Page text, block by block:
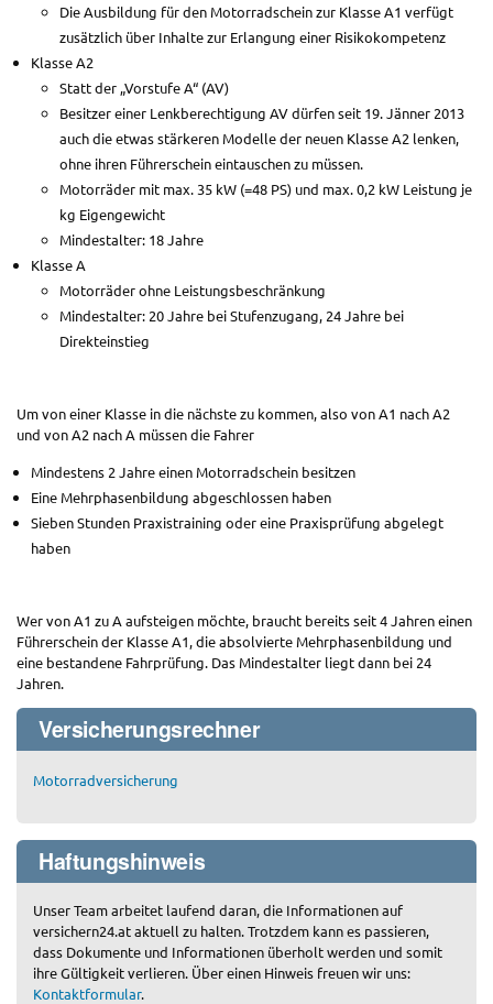
Die Ausbildung für den Motorradschein zur Klasse A1 verfügt
zusätzlich über Inhalte zur Erlangung einer Risikokompetenz
Klasse A2
Statt der „Vorstufe A“ (AV)
Besitzer einer Lenkberechtigung AV dürfen seit 19. Jänner 2013
auch die etwas stärkeren Modelle der neuen Klasse A2 lenken,
ohne ihren Führerschein eintauschen zu müssen.
Motorräder mit max. 35 kW (=48 PS) und max. 0,2 kW Leistung je
kg Eigengewicht
Mindestalter: 18 Jahre
Klasse A
Motorräder ohne Leistungsbeschränkung
Mindestalter: 20 Jahre bei Stufenzugang, 24 Jahre bei
Direkteinstieg
Um von einer Klasse in die nächste zu kommen, also von A1 nach A2
und von A2 nach A müssen die Fahrer
Mindestens 2 Jahre einen Motorradschein besitzen
Eine Mehrphasenbildung abgeschlossen haben
Sieben Stunden Praxistraining oder eine Praxisprüfung abgelegt
haben
Wer von A1 zu A aufsteigen möchte, braucht bereits seit 4 Jahren einen
Führerschein der Klasse A1, die absolvierte Mehrphasenbildung und
eine bestandene Fahrprüfung. Das Mindestalter liegt dann bei 24
Jahren.
Versicherungsrechner
Motorradversicherung
Haftungshinweis
Unser Team arbeitet laufend daran, die Informationen auf
versichern24.at aktuell zu halten. Trotzdem kann es passieren,
dass Dokumente und Informationen überholt werden und somit
ihre Gültigkeit verlieren. Über einen Hinweis freuen wir uns:
Kontaktformular.